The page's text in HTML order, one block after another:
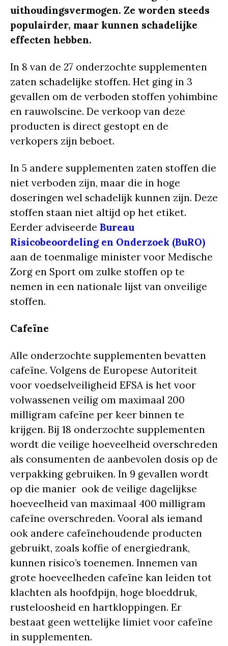
uithoudingsvermogen. Ze worden steeds
populairder, maar kunnen schadelijke
effecten hebben.
In 8 van de 27 onderzochte supplementen
zaten schadelijke stoffen. Het ging in 3
gevallen om de verboden stoffen yohimbine
en rauwolscine. De verkoop van deze
producten is direct gestopt en de
verkopers zijn beboet.
In 5 andere supplementen zaten stoffen die
niet verboden zijn, maar die in hoge
doseringen wel schadelijk kunnen zijn. Deze
stoffen staan niet altijd op het etiket.
Eerder adviseerde Bureau
Risicobeoordeling en Onderzoek (BuRO)
aan de toenmalige minister voor Medische
Zorg en Sport om zulke stoffen op te
nemen in een nationale lijst van onveilige
stoffen.
Cafeïne
Alle onderzochte supplementen bevatten
cafeïne. Volgens de Europese Autoriteit
voor voedselveiligheid EFSA is het voor
volwassenen veilig om maximaal 200
milligram cafeïne per keer binnen te
krijgen. Bij 18 onderzochte supplementen
wordt die veilige hoeveelheid overschreden
als consumenten de aanbevolen dosis op de
verpakking gebruiken. In 9 gevallen wordt
op die manier ook de veilige dagelijkse
hoeveelheid van maximaal 400 milligram
cafeïne overschreden. Vooral als iemand
ook andere cafeïnehoudende producten
gebruikt, zoals koffie of energiedrank,
kunnen risico’s toenemen. Innemen van
grote hoeveelheden cafeïne kan leiden tot
klachten als hoofdpijn, hoge bloeddruk,
rusteloosheid en hartkloppingen. Er
bestaat geen wettelijke limiet voor cafeïne
in supplementen.